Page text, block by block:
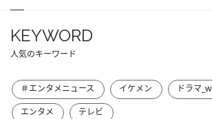
KEYWORD
人気のキーワード
＃エンタメニュース イケメン ドラマ_w
エンタメ
テレビ